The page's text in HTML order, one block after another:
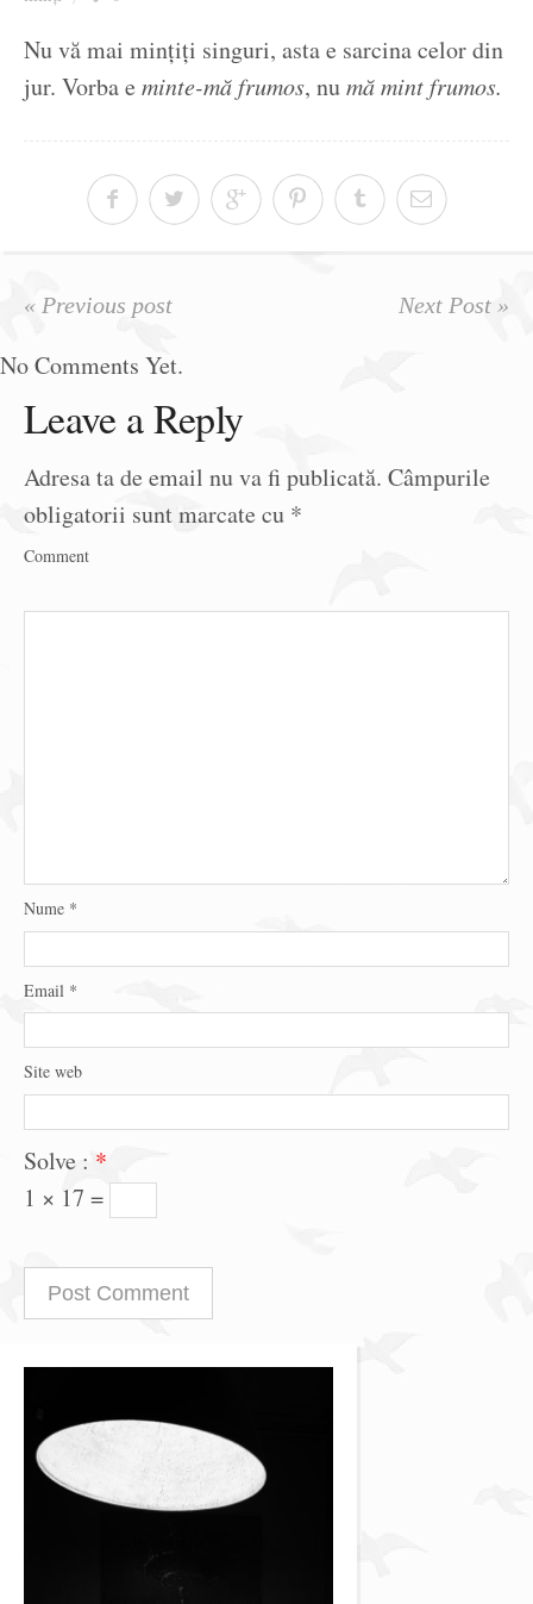
Nu vă mai mințiți singuri, asta e sarcina celor din
jur. Vorba e minte-mă frumos, numă mint frumos.
« Previous post Next Post »
No Comments Yet.
Leave a Reply
Adresa ta de email nu va fi publicată. Câmpurile
obligatorii sunt marcate cu *
Comment
Nume *
Email *
Site web
Solve : *
1 × 17 =